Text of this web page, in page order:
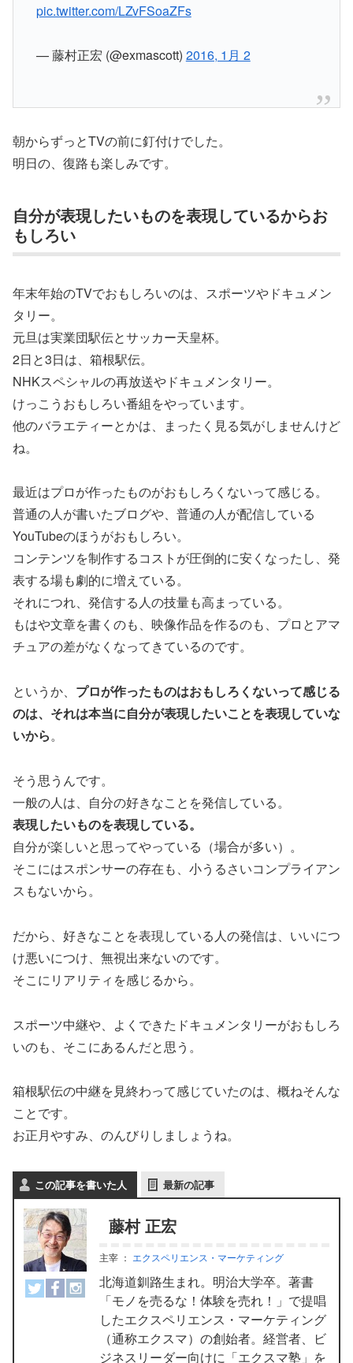
pic.twitter.com/LZvFSoaZFs
— 藤村正宏 (@exmascott) 2016, 1月 2
朝からずっとTVの前に釘付けでした。
明日の、復路も楽しみです。
自分が表現したいものを表現しているからお
もしろい
年末年始のTVでおもしろいのは、スポーツやドキュメン
タリー。
元旦は実業団駅伝とサッカー天皇杯。
2日と3日は、箱根駅伝。
NHKスペシャルの再放送やドキュメンタリー。
けっこうおもしろい番組をやっています。
他のバラエティーとかは、まったく見る気がしませんけど
ね。
最近はプロが作ったものがおもしろくないって感じる。
普通の人が書いたブログや、普通の人が配信している
YouTubeのほうがおもしろい。
コンテンツを制作するコストが圧倒的に安くなったし、発
表する場も劇的に増えている。
それにつれ、発信する人の技量も高まっている。
もはや文章を書くのも、映像作品を作るのも、プロとアマ
チュアの差がなくなってきているのです。
というか、 プロが作ったものはおもしろくないって感じる
のは、それは本当に自分が表現したいことを表現していな
いから。
そう思うんです。
一般の人は、自分の好きなことを発信している。
表現したいものを表現している。
自分が楽しいと思ってやっている（場合が多い）。
そこにはスポンサーの存在も、小うるさいコンプライアン
スもないから。
だから、好きなことを表現している人の発信は、いいにつ
け悪いにつけ、無視出来ないのです。
そこにリアリティを感じるから。
スポーツ中継や、よくできたドキュメンタリーがおもしろ
いのも、そこにあるんだと思う。
箱根駅伝の中継を見終わって感じていたのは、概ねそんな
ことです。
お正月やすみ、のんびりしましょうね。
この記事を書いた人 最新の記事
藤村 正宏
主宰 ： エクスペリエンス・マーケティング
北海道釧路生まれ。明治大学卒。著書
「モノを売るな！体験を売れ！」で提唱
したエクスペリエンス・マーケティング
（通称エクスマ）の創始者。経営者、ビ
ジネスリーダー向けに「エクスマ塾」を